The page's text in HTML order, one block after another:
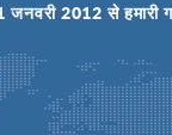
जनवरी 2012 से हमारी